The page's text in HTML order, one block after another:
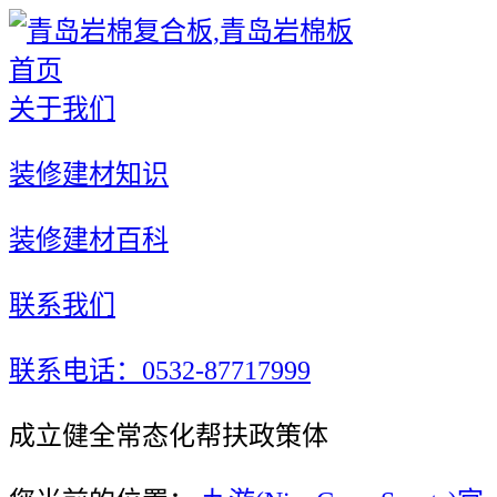
首页
关于我们
装修建材知识
装修建材百科
联系我们
联系电话：0532-87717999
成立健全常态化帮扶政策体